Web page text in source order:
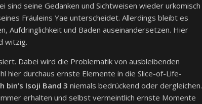
seine Gedanken und Sichtweisen wieder urkomisch
Fräuleins Yae unterscheidet. Allerdings bleibt es
Aufdringlichkeit und Baden auseinandersetzen. Hier
witzig.
Dabei wird die Problematik von ausbleibenden
hier durchaus ernste Elemente in die Slice-of-Life-
bin’s Isoji Band 3 niemals bedrückend oder dergleichen.
erhalten und selbst vermeintlich ernste Momente